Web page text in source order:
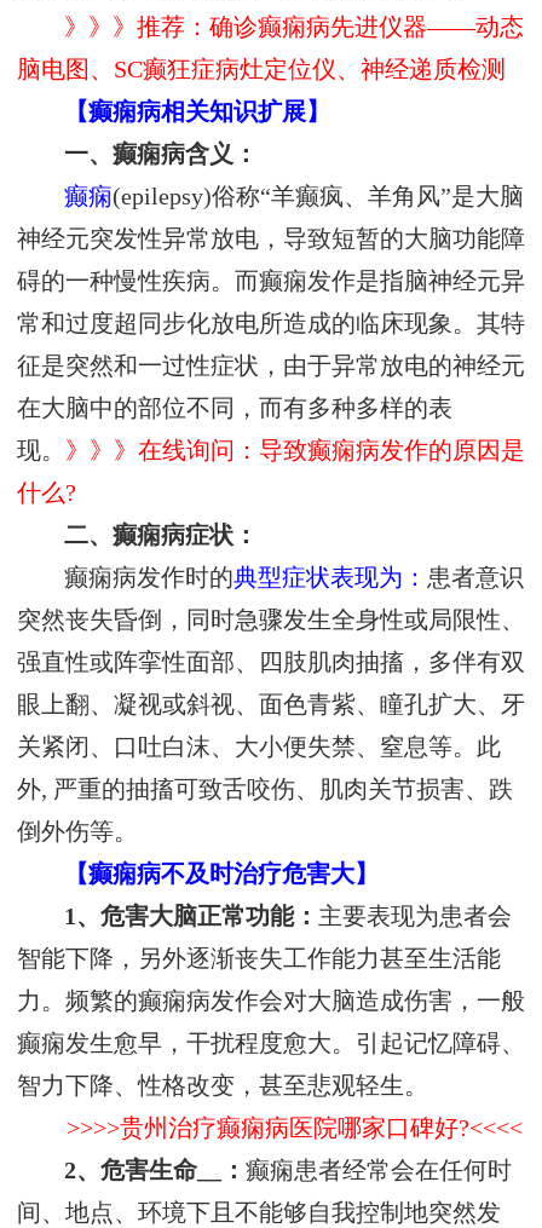
》》》推荐：确诊癫痫病先进仪器——动态
脑电图、SC癫狂症病灶定位仪、神经递质检测
【癫痫病相关知识扩展】
一、癫痫病含义：
癫痫(epilepsy)俗称“羊癫疯、羊角风”是大脑
神经元突发性异常放电，导致短暂的大脑功能障
碍的一种慢性疾病。而癫痫发作是指脑神经元异
常和过度超同步化放电所造成的临床现象。其特
征是突然和一过性症状，由于异常放电的神经元
在大脑中的部位不同，而有多种多样的表
现。 》》》在线询问：导致癫痫病发作的原因是
什么?
二、癫痫病症状：
癫痫病发作时的典型症状表现为： 患者意识
突然丧失昏倒，同时急骤发生全身性或局限性、
强直性或阵挛性面部、四肢肌肉抽搐，多伴有双
眼上翻、凝视或斜视、面色青紫、瞳孔扩大、牙
关紧闭、口吐白沫、大小便失禁、窒息等。此
外, 严重的抽搐可致舌咬伤、肌肉关节损害、跌
倒外伤等。
【癫痫病不及时治疗危害大】
1、危害大脑正常功能： 主要表现为患者会
智能下降，另外逐渐丧失工作能力甚至生活能
力。频繁的癫痫病发作会对大脑造成伤害，一般
癫痫发生愈早，干扰程度愈大。引起记忆障碍、
智力下降、性格改变，甚至悲观轻生。
>>>>贵州治疗癫痫病医院哪家口碑好?<<<<
2、危害生命__：癫痫患者经常会在任何时
间、地点、环境下且不能够自我控制地突然发